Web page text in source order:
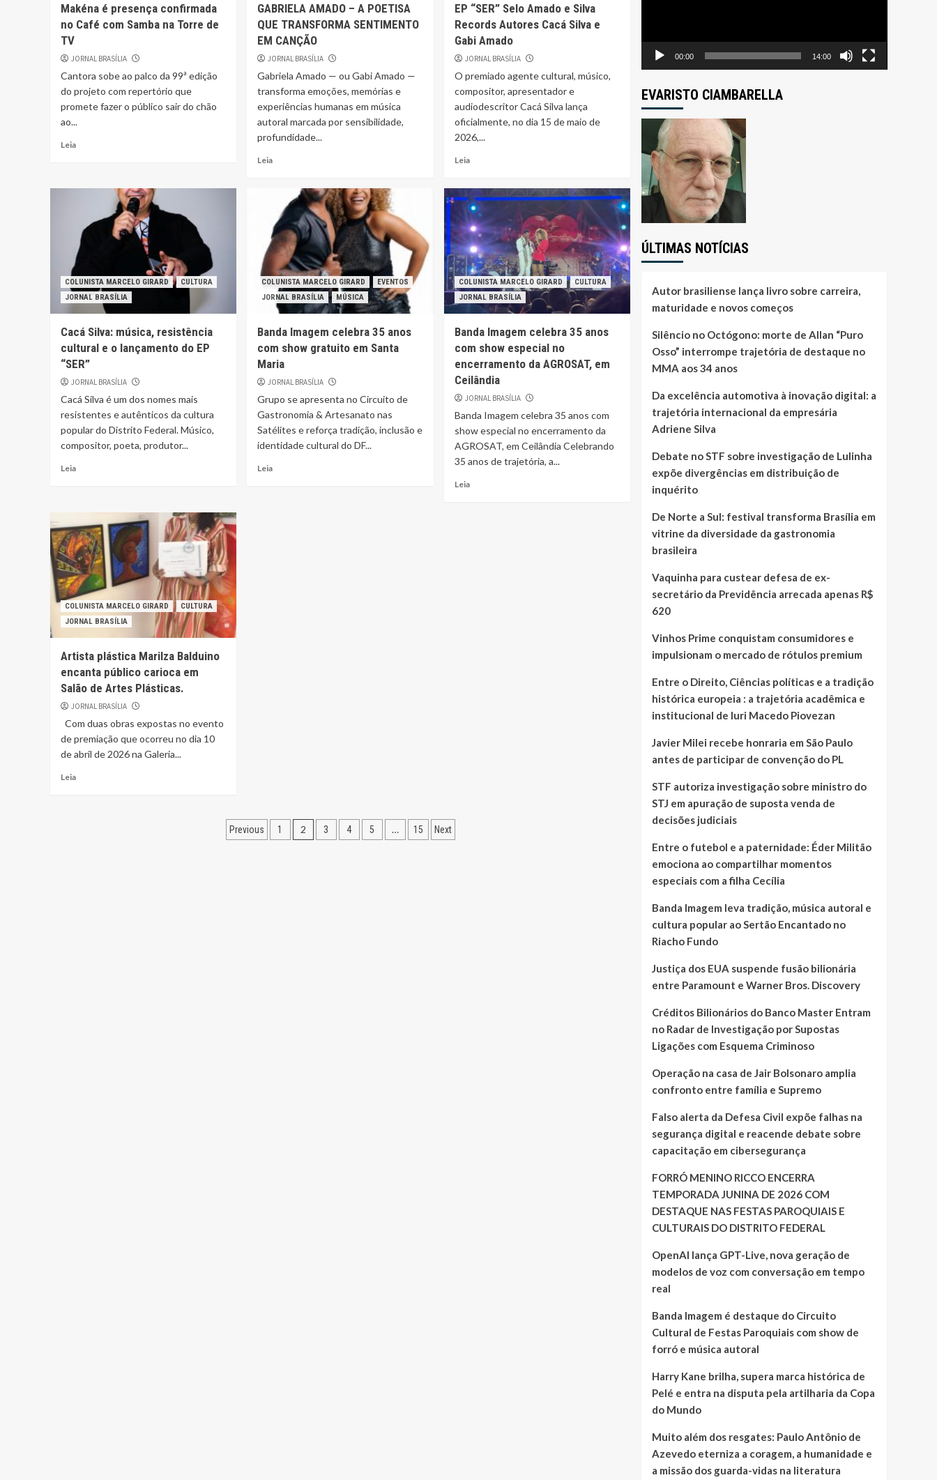
Makéna é presença confirmada
no Café com Samba na Torre de
TV
JORNAL BRASÍLIA
Cantora sobe ao palco da 99ª edição
do projeto com repertório que
promete fazer o público sair do chão
ao...
Leia
GABRIELA AMADO – A POETISA
QUE TRANSFORMA SENTIMENTO
EM CANÇÃO
JORNAL BRASÍLIA
Gabriela Amado — ou Gabi Amado —
transforma emoções, memórias e
experiências humanas em música
autoral marcada por sensibilidade,
profundidade...
Leia
EP “SER” Selo Amado e Silva
Records Autores Cacá Silva e
Gabi Amado
JORNAL BRASÍLIA
O premiado agente cultural, músico,
compositor, apresentador e
audiodescritor Cacá Silva lança
oficialmente, no dia 15 de maio de
2026,...
Leia
COLUNISTA MARCELO GIRARD
CULTURA
JORNAL BRASÍLIA
Cacá Silva: música, resistência
cultural e o lançamento do EP
“SER”
JORNAL BRASÍLIA
Cacá Silva é um dos nomes mais
resistentes e autênticos da cultura
popular do Distrito Federal. Músico,
compositor, poeta, produtor...
Leia
COLUNISTA MARCELO GIRARD
EVENTOS
JORNAL BRASÍLIA
MÚSICA
Banda Imagem celebra 35 anos
com show gratuito em Santa
Maria
JORNAL BRASÍLIA
Grupo se apresenta no Circuito de
Gastronomia & Artesanato nas
Satélites e reforça tradição, inclusão e
identidade cultural do DF...
Leia
COLUNISTA MARCELO GIRARD
CULTURA
JORNAL BRASÍLIA
Banda Imagem celebra 35 anos
com show especial no
encerramento da AGROSAT, em
Ceilândia
JORNAL BRASÍLIA
Banda Imagem celebra 35 anos com
show especial no encerramento da
AGROSAT, em Ceilândia Celebrando
35 anos de trajetória, a...
Leia
COLUNISTA MARCELO GIRARD
CULTURA
JORNAL BRASÍLIA
Artista plástica Marilza Balduino
encanta público carioca em
Salão de Artes Plásticas.
JORNAL BRASÍLIA
Com duas obras expostas no evento
de premiação que ocorreu no dia 10
de abril de 2026 na Galeria...
Leia
Navegação
Previous 1 2 3 4 5 … 15 Next
00:00 14:00
EVARISTO CIAMBARELLA
ÚLTIMAS NOTÍCIAS
Autor brasiliense lança livro sobre carreira,
maturidade e novos começos
Silêncio no Octógono: morte de Allan “Puro
Osso” interrompe trajetória de destaque no
MMA aos 34 anos
Da excelência automotiva à inovação digital: a
trajetória internacional da empresária
Adriene Silva
Debate no STF sobre investigação de Lulinha
expõe divergências em distribuição de
inquérito
De Norte a Sul: festival transforma Brasília em
vitrine da diversidade da gastronomia
brasileira
Vaquinha para custear defesa de ex-
secretário da Previdência arrecada apenas R$
620
Vinhos Prime conquistam consumidores e
impulsionam o mercado de rótulos premium
Entre o Direito, Ciências políticas e a tradição
histórica europeia : a trajetória acadêmica e
institucional de Iuri Macedo Piovezan
Javier Milei recebe honraria em São Paulo
antes de participar de convenção do PL
STF autoriza investigação sobre ministro do
STJ em apuração de suposta venda de
decisões judiciais
Entre o futebol e a paternidade: Éder Militão
emociona ao compartilhar momentos
especiais com a filha Cecília
Banda Imagem leva tradição, música autoral e
cultura popular ao Sertão Encantado no
Riacho Fundo
Justiça dos EUA suspende fusão bilionária
entre Paramount e Warner Bros. Discovery
Créditos Bilionários do Banco Master Entram
no Radar de Investigação por Supostas
Ligações com Esquema Criminoso
Operação na casa de Jair Bolsonaro amplia
confronto entre família e Supremo
Falso alerta da Defesa Civil expõe falhas na
segurança digital e reacende debate sobre
capacitação em cibersegurança
FORRÓ MENINO RICCO ENCERRA
TEMPORADA JUNINA DE 2026 COM
DESTAQUE NAS FESTAS PAROQUIAIS E
CULTURAIS DO DISTRITO FEDERAL
OpenAI lança GPT-Live, nova geração de
modelos de voz com conversação em tempo
real
Banda Imagem é destaque do Circuito
Cultural de Festas Paroquiais com show de
forró e música autoral
Harry Kane brilha, supera marca histórica de
Pelé e entra na disputa pela artilharia da Copa
do Mundo
Muito além dos resgates: Paulo Antônio de
Azevedo eterniza a coragem, a humanidade e
a missão dos guarda-vidas na literatura